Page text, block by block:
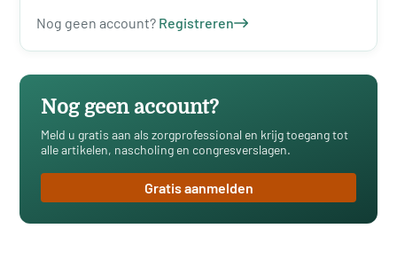
Nog geen account? Registreren
Nog geen account?
Meld u gratis aan als zorgprofessional en krijg toegang tot
alle artikelen, nascholing en congresverslagen.
Gratis aanmelden